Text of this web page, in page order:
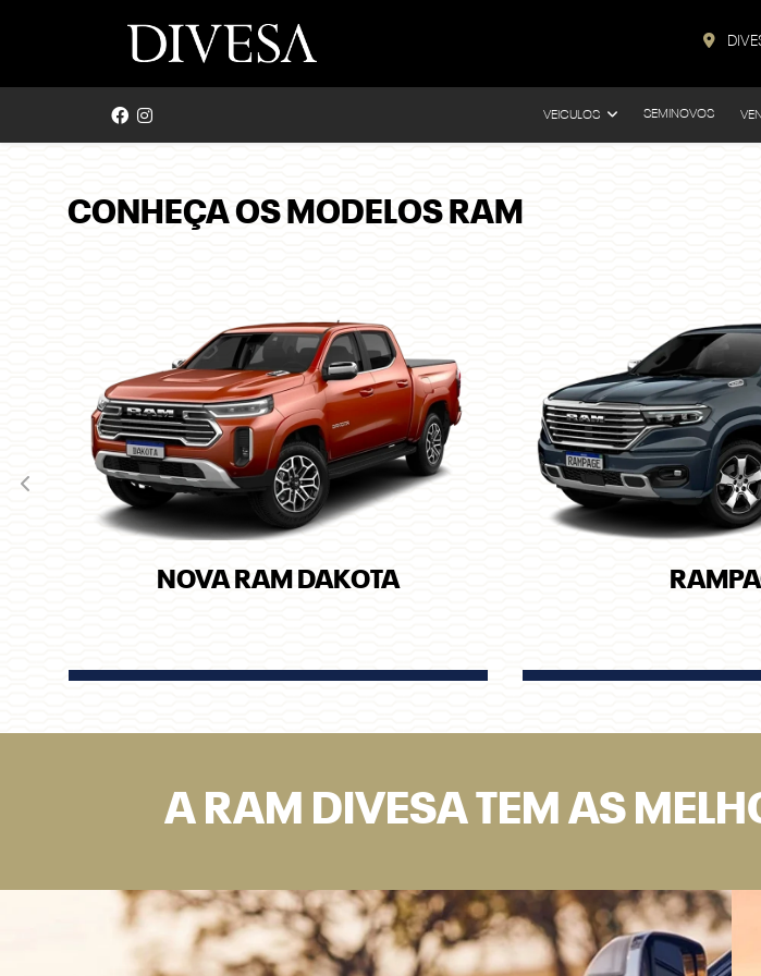
VEICULOS SEMINOVOS
CONHEÇA OS MODELOS RAM
NOVA RAM DAKOTA
Anterior
A RAM DIVESA TEM AS